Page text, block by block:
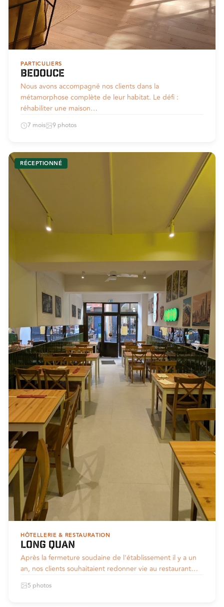
PARTICULIERS
Bedouce
Nous avons accompagné nos clients dans la
métamorphose complète de leur habitat. Le défi :
réhabiliter une maison…
7 mois 9 photos
RÉCEPTIONNÉ
HÔTELLERIE & RESTAURATION
LONG QUAN
Après la fermeture soudaine de l'établissement il y a un
an, nos clients souhaitaient redonner vie au restaurant…
5 photos